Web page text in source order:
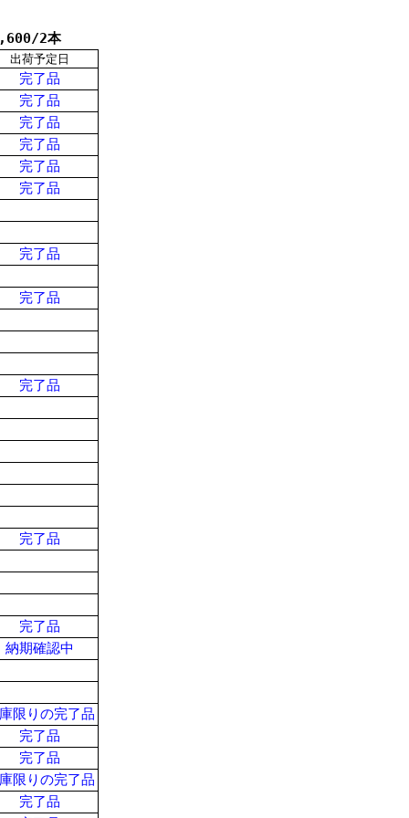
2本
出荷予定日
完了品
完了品
完了品
完了品
完了品
完了品
完了品
完了品
完了品
完了品
完了品
納期確認中
限りの完了品
完了品
完了品
限りの完了品
完了品